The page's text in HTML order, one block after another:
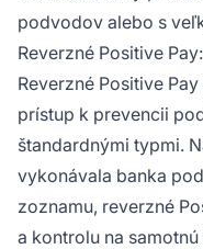
podvodov alebo s
Reverzné Positive
Reverzné Positive
prístup k prevencii
štandardnými typmi.
vykonávala banka
zoznamu, reverzné
a kontrolu na